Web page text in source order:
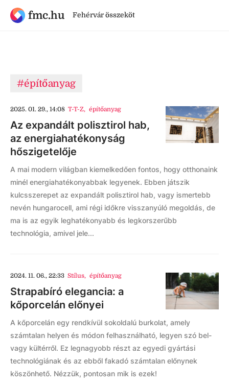
fmc.hu Fehérvár összeköt
#építőanyag
2025. 01. 29., 14:08 T-T-Z, építőanyag
Az expandált polisztirol hab,
az energiahatékonyság
hőszigetelője
A mai modern világban kiemelkedően fontos, hogy otthonaink
minél energiahatékonyabbak legyenek. Ebben játszik
kulcsszerepet az expandált polisztirol hab, vagy ismertebb
nevén hungarocell, ami régi időkre visszanyúló megoldás, de
ma is az egyik leghatékonyabb és legkorszerűbb
technológia, amivel jele...
2024. 11. 06., 22:33 Stílus, építőanyag
Strapabíró elegancia: a
kőporcelán előnyei
A kőporcelán egy rendkívül sokoldalú burkolat, amely
számtalan helyen és módon felhasználható, legyen szó bel-
vagy kültérről. Ez legnagyobb részt az egyedi gyártási
technológiának és az ebből fakadó számtalan előnynek
köszönhető. Nézzük, pontosan mik is ezek!